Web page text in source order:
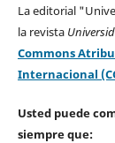
La editorial
la revista
Commons
Internacional
Usted puede
siempre que: